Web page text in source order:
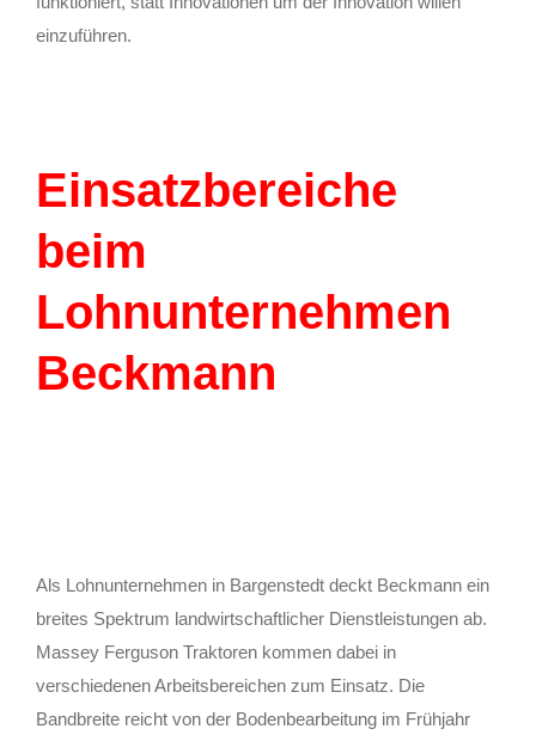
einzuführen.
Einsatzbereiche
beim
Lohnunternehmen
Beckmann
Als Lohnunternehmen in Bargenstedt deckt Beckmann ein
breites Spektrum landwirtschaftlicher Dienstleistungen ab.
Massey Ferguson Traktoren kommen dabei in
verschiedenen Arbeitsbereichen zum Einsatz. Die
Bandbreite reicht von der Bodenbearbeitung im Frühjahr